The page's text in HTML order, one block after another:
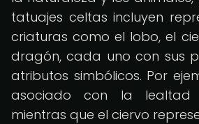
tatuajes celtas incluyen
criaturas como el lobo, el
dragón, cada uno con sus
atributos simbólicos. Por
asociado con la
mientras que el ciervo